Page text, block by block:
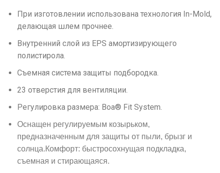
При изготовлении использована технология In-Mold,
делающая шлем прочнее.
Внутренний слой из EPS амортизирующего
полистирола.
Съемная система защиты подбородка.
23 отверстия для вентиляции.
Регулировка размера: Boa® Fit System.
Оснащен регулируемым козырьком,
предназначенным для защиты от пыли, брызг и
солнца.Комфорт: быстросохнущая подкладка,
съемная и стирающаяся.